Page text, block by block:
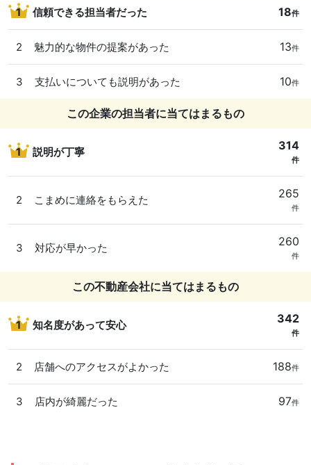
1 信頼できる担当者だった 18件
2 魅力的な物件の提案があった 13件
3 支払いについても説明があった 10件
この企業の担当者に当てはまるもの
1 説明が丁寧 314
件
2 こまめに連絡をもらえた 265
件
3 対応が早かった 260
件
この不動産会社に当てはまるもの
1 知名度があって安心 342
件
2 店舗へのアクセスがよかった 188件
3 店内が綺麗だった 97件